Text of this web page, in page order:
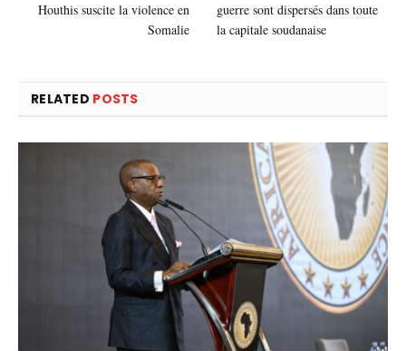
Houthis suscite la violence en
Somalie
guerre sont dispersés dans toute
la capitale soudanaise
RELATED POSTS